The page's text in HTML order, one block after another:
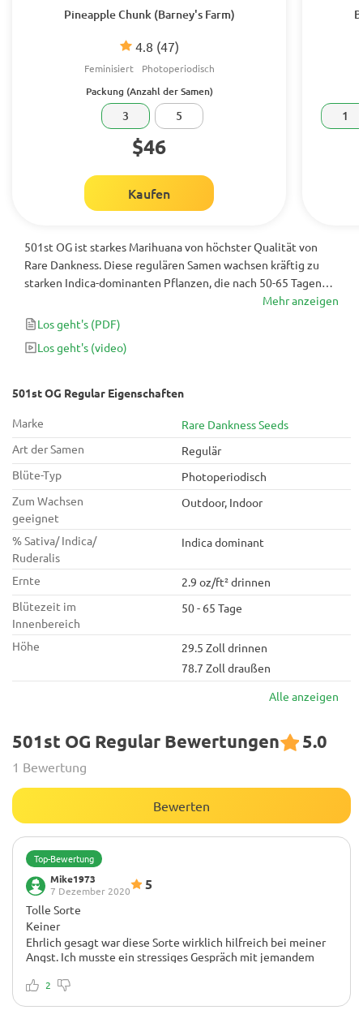
Pineapple Chunk (Barney's Farm)
4.8 (47)
Feminisiert Photoperiodisch
Packung (Anzahl der Samen)
3 5
$46
Kaufen
1
501st OG ist starkes Marihuana von höchster Qualität von
Rare Dankness. Diese regulären Samen wachsen kräftig zu
starken Indica-dominanten Pflanzen, die nach 50-65 Tagen
Blüte erstklassige Erträge bringen. Dieser erstaunliche Kush
ist die perfekte Wahl für jeden Züchter!
Mehr anzeigen
Los geht's (PDF)
Los geht's (video)
501st OG Regular Eigenschaften
Marke
Rare Dankness Seeds
Art der Samen
Regulär
Blüte-Typ
Photoperiodisch
Zum Wachsen
geeignet
Outdoor, Indoor
% Sativa/ Indica/
Ruderalis
Indica dominant
Ernte
2.9 oz/ft² drinnen
Blütezeit im
Innenbereich
50 - 65 Tage
Höhe
29.5 Zoll drinnen
78.7 Zoll draußen
Alle anzeigen
501st OG Regular Bewertungen 5.0
1 Bewertung
Bewerten
Top-Bewertung
Mike1973
7 Dezember 2020
5
Tolle Sorte
Keiner
Ehrlich gesagt war diese Sorte wirklich hilfreich bei meiner
Angst. Ich musste ein stressiges Gespräch mit jemandem
um die Dinge ruhig zu halten. Das Gespräch endete gut. Ich
2